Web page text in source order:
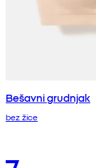
Bešavni grudnjak
bez žice